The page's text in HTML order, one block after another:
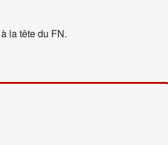
la tête du FN.